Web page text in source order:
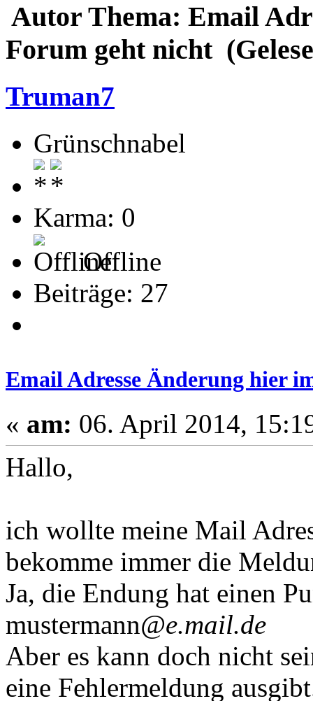
Autor Thema: Email
Forum geht nicht
Truman7
Grünschnabel
Karma: 0
Offline
Beiträge: 27
Email Adresse Änderung hier
« am: 06. April 2014,
Hallo,
ich wollte meine Mail
bekomme immer die
Ja, die Endung hat einen
mustermann@e.mail.de
Aber es kann doch nicht
eine Fehlermeldung